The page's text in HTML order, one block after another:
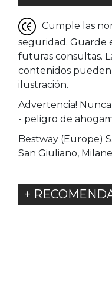
Cumple las
seguridad. Guarde
futuras consultas.
contenidos pueden
ilustración.
Advertencia!
- peligro de
Bestway (Europe)
San Giuliano,
+